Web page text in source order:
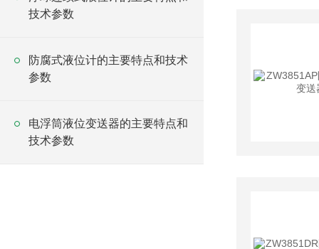
技术参数
防腐式液位计的主要特点和技术
参数
电浮筒液位变送器的主要特点和
技术参数